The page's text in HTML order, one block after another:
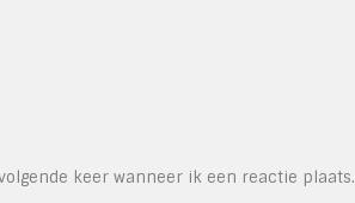
keer wanneer ik een reactie plaats.